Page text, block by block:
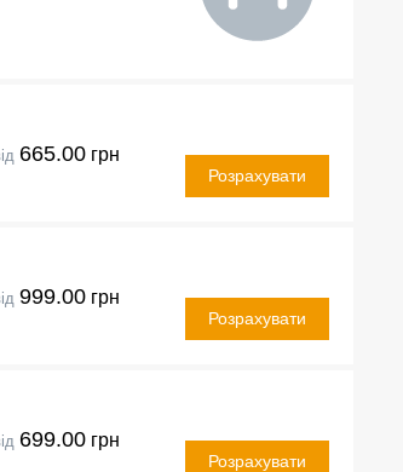
Розрахувати
665.00 грн
Розрахувати
999.00 грн
Розрахувати
699.00 грн